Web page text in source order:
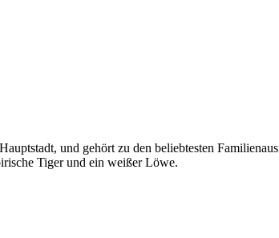
und gehört zu den beliebtesten
Tiger und ein weißer Löwe.